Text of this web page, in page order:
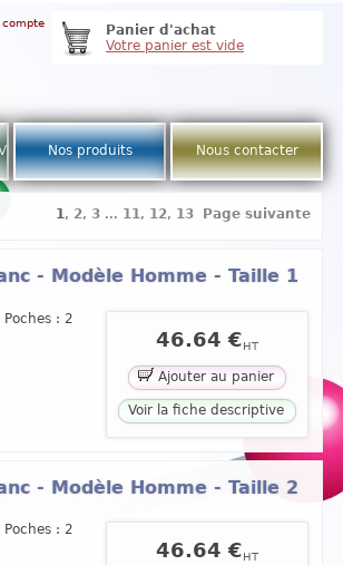
compte
Panier d'achat
Votre panier est vide
Nos produits Nous contacter
1, 2, 3 ... 11, 12, 13 Page suivante
- Modèle Homme - Taille 1
: 2
46.64 € HT
Ajouter au panier
Voir la fiche descriptive
- Modèle Homme - Taille 2
: 2
46.64 € HT